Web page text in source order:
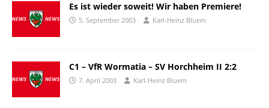
Es ist wieder soweit! Wir haben Premiere!
5. September 2003 Karl-Heinz Bluem
C1 – VfR Wormatia – SV Horchheim II 2:2
7. April 2003 Karl-Heinz Bluem